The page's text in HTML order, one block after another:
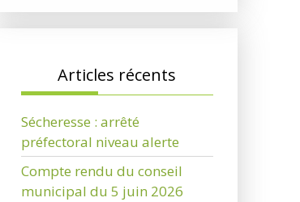
Articles récents
Sécheresse : arrêté
préfectoral niveau alerte
Compte rendu du conseil
municipal du 5 juin 2026